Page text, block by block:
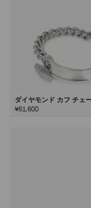
ダイヤモンド カフ チェ
ット
¥61,600